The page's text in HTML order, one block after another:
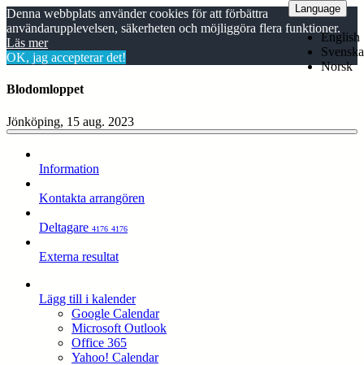
Denna webbplats använder cookies för att förbättra
användarupplevelsen, säkerheten och möjliggöra flera funktioner.
Läs mer
OK, jag accepterar det!
Blodomloppet
Jönköping, 15 aug. 2023
Information
Kontakta arrangören
Deltagare 4176 4176
Externa resultat
Lägg till i kalender
Google Calendar
Microsoft Outlook
Office 365
Yahoo! Calendar
Language
English
Svenska
Norsk